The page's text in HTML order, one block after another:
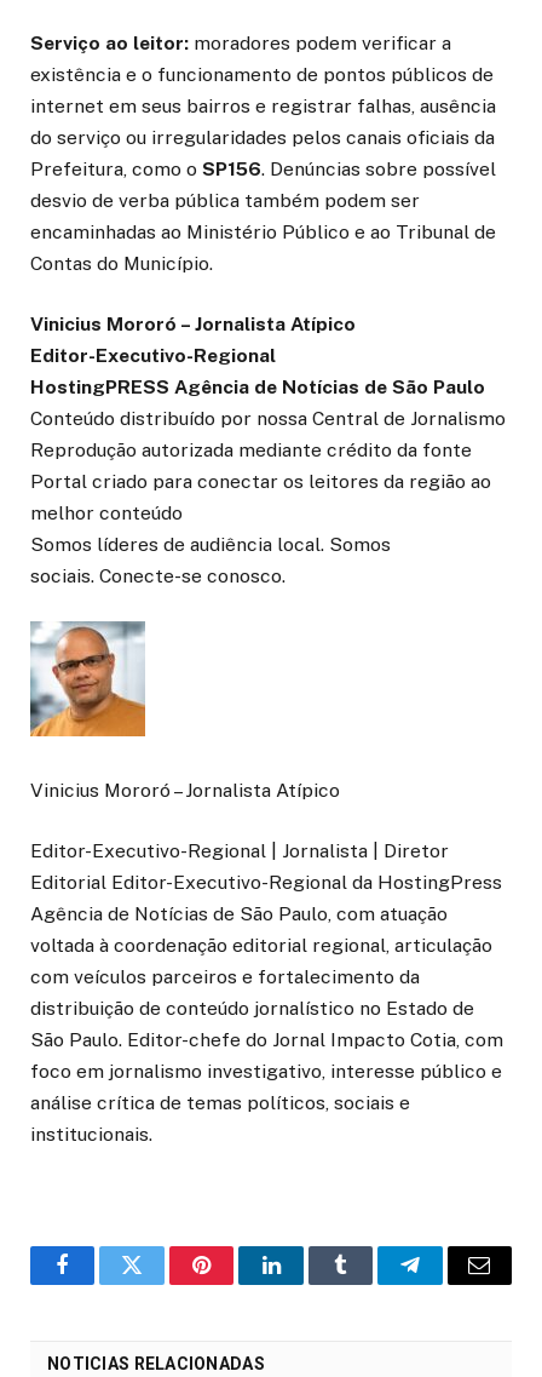
Serviço ao leitor: moradores podem verificar a
existência e o funcionamento de pontos públicos de
internet em seus bairros e registrar falhas, ausência
do serviço ou irregularidades pelos canais oficiais da
Prefeitura, como o SP156. Denúncias sobre possível
desvio de verba pública também podem ser
encaminhadas ao Ministério Público e ao Tribunal de
Contas do Município.
Vinicius Mororó – Jornalista Atípico
Editor-Executivo-Regional
HostingPRESS Agência de Notícias de São Paulo
Conteúdo distribuído por nossa Central de Jornalismo
Reprodução autorizada mediante crédito da fonte
Portal criado para conectar os leitores da região ao
melhor conteúdo
Somos líderes de audiência local. Somos
sociais. Conecte-se conosco.
Vinicius Mororó – Jornalista Atípico
Editor-Executivo-Regional | Jornalista | Diretor
Editorial Editor-Executivo-Regional da HostingPress
Agência de Notícias de São Paulo, com atuação
voltada à coordenação editorial regional, articulação
com veículos parceiros e fortalecimento da
distribuição de conteúdo jornalístico no Estado de
São Paulo. Editor-chefe do Jornal Impacto Cotia, com
foco em jornalismo investigativo, interesse público e
análise crítica de temas políticos, sociais e
institucionais.
o
Twitter PinterestLinkedInTumblr Telegrama
E-
NOTICIAS RELACIONADAS